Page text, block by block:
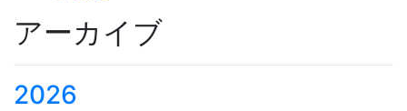
アーカイブ
2026